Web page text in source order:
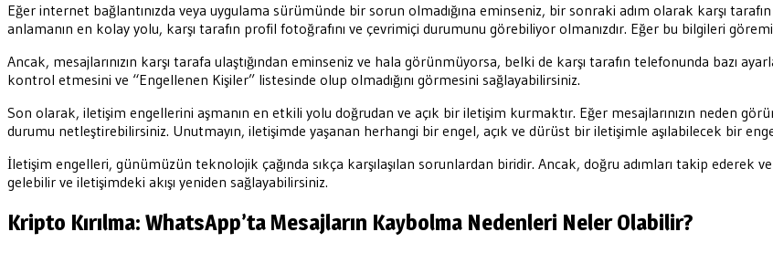
Eğer internet bağlantınızda veya uygulama sürümünde bir sorun olmadığına eminseniz, bir sonraki adım olarak karşı
anlamanın en kolay yolu, karşı tarafın profil fotoğrafını ve çevrimiçi durumunu görebiliyor olmanızdır. Eğer bu bilgileri
Ancak, mesajlarınızın karşı tarafa ulaştığından eminseniz ve hala görünmüyorsa, belki de karşı tarafın telefonunda bazı
kontrol etmesini ve “Engellenen Kişiler” listesinde olup olmadığını görmesini sağlayabilirsiniz.
Son olarak, iletişim engellerini aşmanın en etkili yolu doğrudan ve açık bir iletişim kurmaktır. Eğer mesajlarınızın neden
durumu netleştirebilirsiniz. Unutmayın, iletişimde yaşanan herhangi bir engel, açık ve dürüst bir iletişimle aşılabilecek bir
İletişim engelleri, günümüzün teknolojik çağında sıkça karşılaşılan sorunlardan biridir. Ancak, doğru adımları takip ederek
gelebilir ve iletişimdeki akışı yeniden sağlayabilirsiniz.
Kripto Kırılma: WhatsApp’ta Mesajların Kaybolma Nedenleri Neler Olabilir?